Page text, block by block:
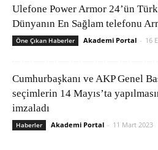
Ulefone Power Armor 24’ün
Dünyanın En Sağlam telefonu
Öne Çıkan Haberler Akademi Portal - 16
Cumhurbaşkanı ve AKP Genel
seçimlerin 14 Mayıs’ta
imzaladı
Haberler Akademi Portal - 11 Mart 2023